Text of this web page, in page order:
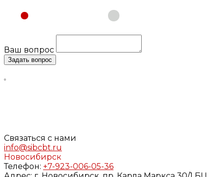
Юридическое лицо
Ваш вопрос
Задать вопрос
Связаться с нами
info@sibcbt.ru
Новосибирск
Телефон: +7-923-006-05-36